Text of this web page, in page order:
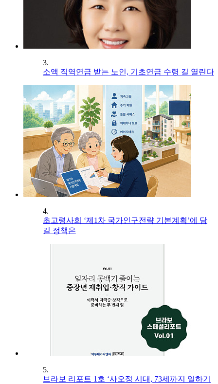
3.
소액 직역연금 받는 노인, 기초연금 수령 길 열린다
4.
초고령사회 ‘제1차 국가인구전략 기본계획’에 담
길 정책은
5.
브라보 리포트 1호 ‘사오정 시대, 73세까지 일하기